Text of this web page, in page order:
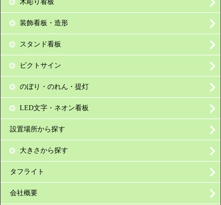
木彫り看板
装飾看板・造形
スタンド看板
ピクトサイン
のぼり・のれん・提灯
LED文字・ネオン看板
設置場所から探す
大きさから探す
タフライト
会社概要